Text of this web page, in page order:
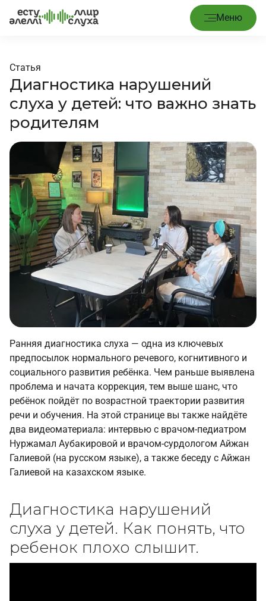
Меню
Статья
Диагностика нарушений
слуха у детей: что важно знать
родителям
Ранняя диагностика слуха — одна из ключевых
предпосылок нормального речевого, когнитивного и
социального развития ребёнка. Чем раньше выявлена
проблема и начата коррекция, тем выше шанс, что
ребёнок пойдёт по возрастной траектории развития
речи и обучения. На этой странице вы также найдёте
два видеоматериала: интервью с врачом-педиатром
Нуржамал Аубакировой и врачом-сурдологом Айжан
Галиевой (на русском языке), а также беседу с Айжан
Галиевой на казахском языке.
Диагностика нарушений
слуха у детей. Как понять, что
ребенок плохо слышит.